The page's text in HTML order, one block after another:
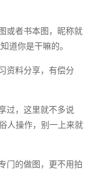
或者书本图，昵称就
道你是干嘛的。
资料分享，有偿分
过，这里就不多说
人操作，别一上来就
门的做图，更不用拍